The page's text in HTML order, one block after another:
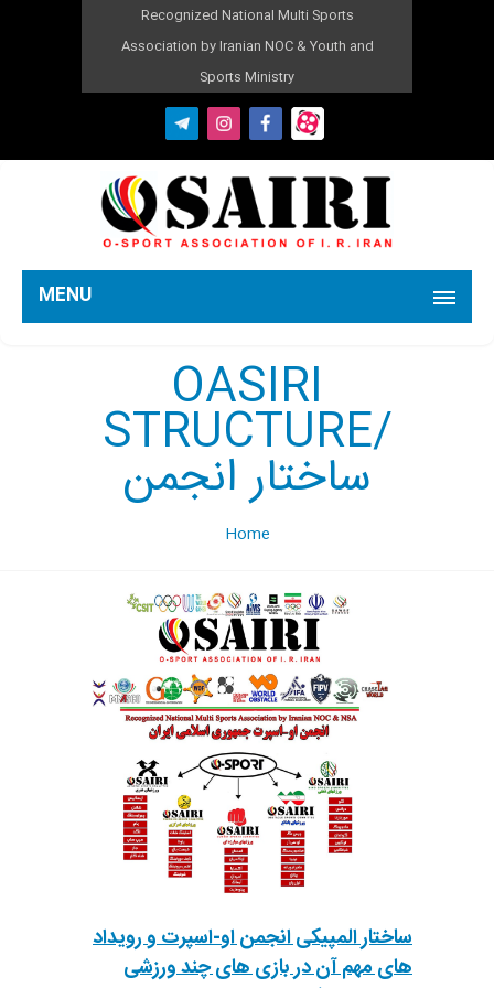
Recognized National Multi Sports
Association by Iranian NOC & Youth and
Sports Ministry
MENU
OASIRI
STRUCTURE/
ساختار انجمن
Home
ساختار المپیکی انجمن او-اسپرت و رویداد
های مهم آن در بازی های چند ورزشی